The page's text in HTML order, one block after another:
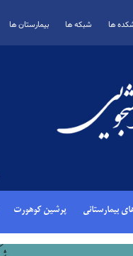
ها شبکه ها بیمارستان ها
بیمارستانی پرشین کوهورت